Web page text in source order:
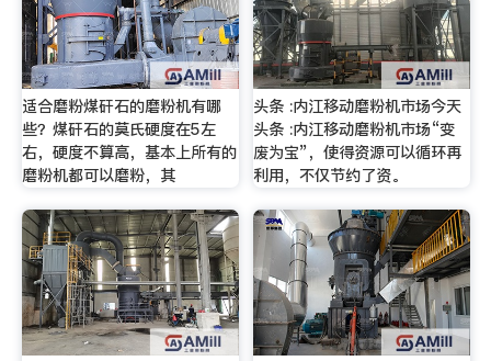
适合磨粉煤矸石的磨粉机有哪
些？煤矸石的莫氏硬度在5左
右，硬度不算高，基本上所有的
磨粉机都可以磨粉，其
头条 :内江移动磨粉机市场今天
头条 :内江移动磨粉机市场“变
废为宝”，使得资源可以循环再
利用，不仅节约了资。